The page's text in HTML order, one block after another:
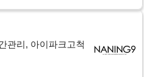
관리, 아이파크고척